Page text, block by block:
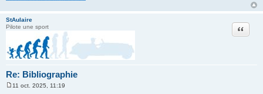
StAulaire
Pilote une sport
Re: Bibliographie
Citation
11 oct. 2025, 11:19